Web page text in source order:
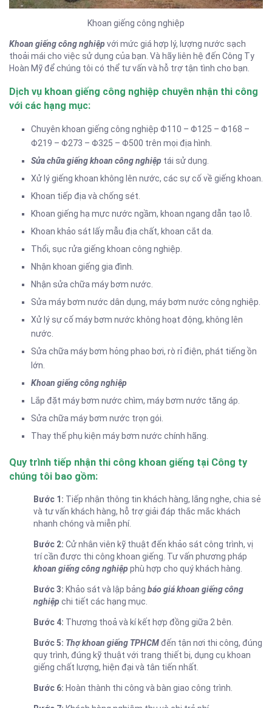
Khoan giếng công nghiệp
Khoan giếng công nghiệp với mức giá hợp lý, lượng nước sạch
thoải mái cho việc sử dụng của bạn. Và hãy liên hệ đến Công Ty
Hoàn Mỹ để chúng tôi có thể tư vấn và hỗ trợ tận tình cho bạn.
Dịch vụ khoan giếng công nghiệp chuyên nhận thi công
với các hạng mục:
Chuyên khoan giếng công nghiệp Φ110 – Φ125 – Φ168 –
Φ219 – Φ273 – Φ325 – Φ500 trên mọi địa hình.
Sửa chữa giếng khoan công nghiệp tái sử dụng.
Xử lý giếng khoan không lên nước, các sự cố về giếng khoan.
Khoan tiếp địa và chống sét.
Khoan giếng hạ mực nước ngầm, khoan ngang dẫn tạo lỗ.
Khoan khảo sát lấy mẫu địa chất, khoan cắt da.
Thổi, sục rửa giếng khoan công nghiệp.
Nhận khoan giếng gia đình.
Nhận sửa chữa máy bơm nước.
Sửa máy bơm nước dân dụng, máy bơm nước công nghiệp.
Xử lý sự cố máy bơm nước không hoạt động, không lên
nước.
Sửa chữa máy bơm hỏng phao bơi, rò rỉ điện, phát tiếng ồn
lớn.
Khoan giếng công nghiệp
Lắp đặt máy bơm nước chìm, máy bơm nước tăng áp.
Sửa chữa máy bơm nước trọn gói.
Thay thế phụ kiện máy bơm nước chính hãng.
Quy trình tiếp nhận thi công khoan giếng tại Công ty
chúng tôi bao gồm:
Bước 1: Tiếp nhận thông tin khách hàng, lắng nghe, chia sẻ
và tư vấn khách hàng, hỗ trợ giải đáp thắc mắc khách
nhanh chóng và miễn phí.
Bước 2: Cử nhân viên kỹ thuật đến khảo sát công trình, vị
trí cần được thi công khoan giếng. Tư vấn phương pháp
khoan giếng công nghiệp phù hợp cho quý khách hàng.
Bước 3: Khảo sát và lập bảng báo giá khoan giếng công
nghiệp chi tiết các hạng mục.
Bước 4: Thương thoả và kí kết hợp đồng giữa 2 bên.
Bước 5: Thợ khoan giếng TPHCMđến tận nơi thi công, đúng
quy trình, đúng kỹ thuật với trang thiết bị, dụng cụ khoan
giếng chất lượng, hiện đại và tân tiến nhất.
Bước 6: Hoàn thành thi công và bàn giao công trình.